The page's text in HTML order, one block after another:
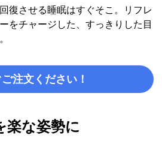
復させる睡眠はすぐそこ。リフレ
をチャージした、すっきりした目
注文ください！
楽な姿勢に